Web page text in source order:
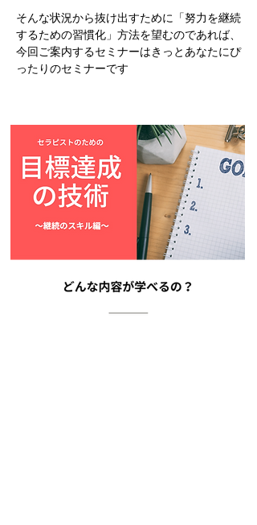
そんな状況から抜け出すために「努力を継続
するための習慣化」方法を望むのであれば、
今回ご案内するセミナーはきっとあなたにぴ
ったりのセミナーです